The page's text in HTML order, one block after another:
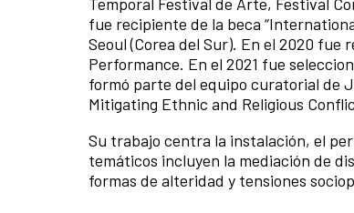
fue recipiente de la beca
Seoul (Corea del Sur). En el 2020
Performance. En el 2021 fue
formó parte del equipo curatorial de
Mitigating Ethnic and Religious
Su trabajo centra la instalación, el
temáticos incluyen la mediación de
formas de alteridad y tensiones